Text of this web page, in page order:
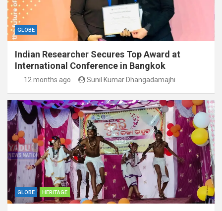
GLOBE
Indian Researcher Secures Top Award at
International Conference in Bangkok
12 months ago Sunil Kumar Dhangadamajhi
GLOBE HERITAGE